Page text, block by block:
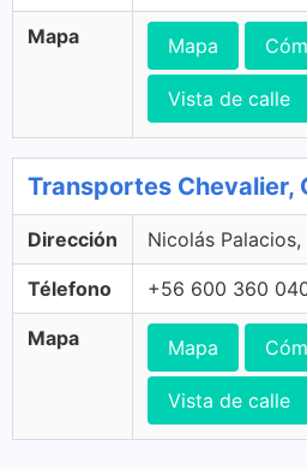
Mapa Mapa
Vista de calle
Transportes Chevalier,
Dirección Nicolás
Télefono +56 600 360
Mapa Mapa
Vista de calle